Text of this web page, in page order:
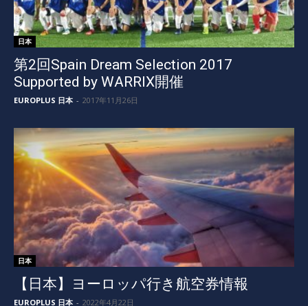
日本
第2回Spain Dream Selection 2017
Supported by WARRIX開催
EUROPLUS 日本 - 2017年11月26日
日本
【日本】ヨーロッパ行き航空券情報
EUROPLUS 日本 - 2022年4月22日